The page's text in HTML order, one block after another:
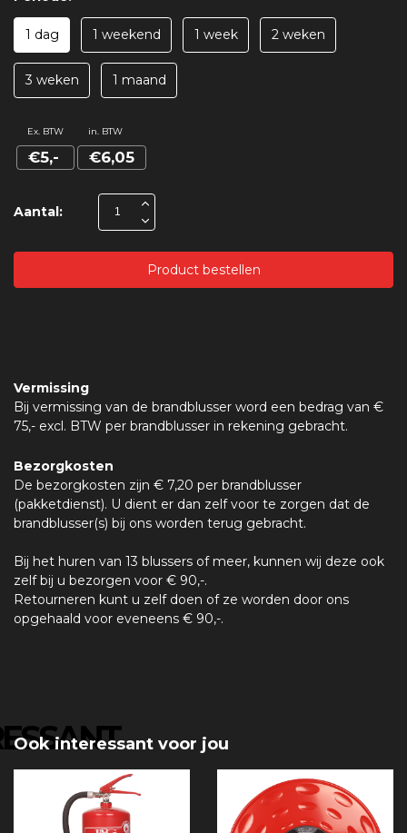
1 dag 1 weekend 1 week 2 weken
3 weken 1 maand
Aantal:
Ex. BTW in. BTW
€5,- €6,05
Product bestellen
Vermissing
Bij vermissing van de brandblusser word een bedrag van €
75,- excl. BTW per brandblusser in rekening gebracht.
Bezorgkosten
De bezorgkosten zijn € 7,20 per brandblusser
(pakketdienst). U dient er dan zelf voor te zorgen dat de
brandblusser(s) bij ons worden terug gebracht.
Bij het huren van 13 blussers of meer, kunnen wij deze ook
zelf bij u bezorgen voor € 90,-.
Retourneren kunt u zelf doen of ze worden door ons
opgehaald voor eveneens € 90,-.
Ook interessant voor jou